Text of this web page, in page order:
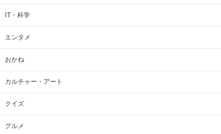
IT・科学
エンタメ
おかね
カルチャー・アート
クイズ
グルメ